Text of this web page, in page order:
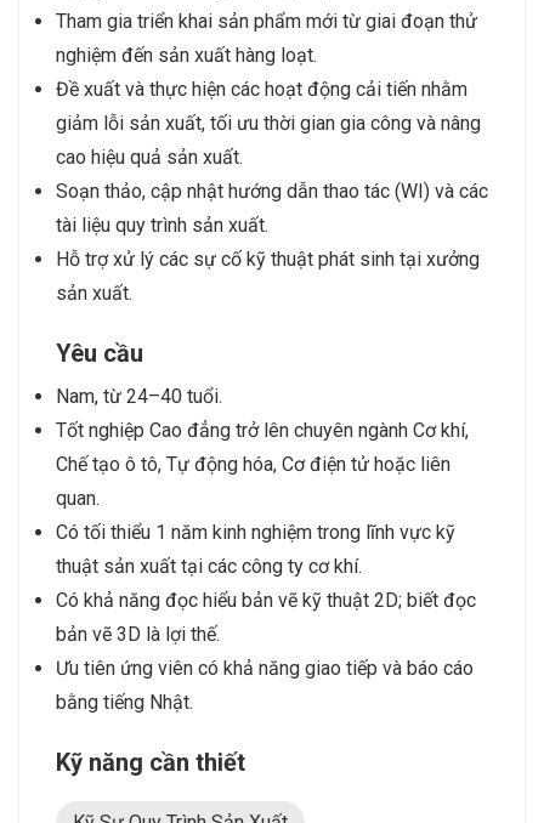
Tham gia triển khai sản phẩm mới từ giai đoạn thử
nghiệm đến sản xuất hàng loạt.
Đề xuất và thực hiện các hoạt động cải tiến nhằm
giảm lỗi sản xuất, tối ưu thời gian gia công và nâng
cao hiệu quả sản xuất.
Soạn thảo, cập nhật hướng dẫn thao tác (WI) và các
tài liệu quy trình sản xuất.
Hỗ trợ xử lý các sự cố kỹ thuật phát sinh tại xưởng
sản xuất.
Yêu cầu
Nam, từ 24–40 tuổi.
Tốt nghiệp Cao đẳng trở lên chuyên ngành Cơ khí,
Chế tạo ô tô, Tự động hóa, Cơ điện tử hoặc liên
quan.
Có tối thiểu 1 năm kinh nghiệm trong lĩnh vực kỹ
thuật sản xuất tại các công ty cơ khí.
Có khả năng đọc hiểu bản vẽ kỹ thuật 2D; biết đọc
bản vẽ 3D là lợi thế.
Ưu tiên ứng viên có khả năng giao tiếp và báo cáo
bằng tiếng Nhật.
Kỹ năng cần thiết